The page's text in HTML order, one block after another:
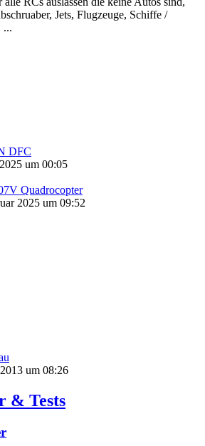
Jets, Flugzeuge, Schiffe /
...
DFC
um 00:05
Quadrocopter
2025 um 09:52
um 08:26
& Tests